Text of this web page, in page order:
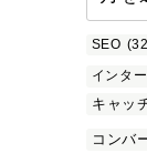
SEO
インタ
キャッ
コンバ